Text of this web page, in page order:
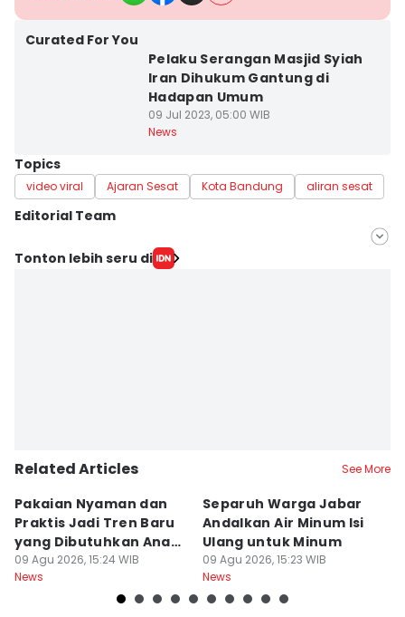
Curated For You
Pelaku Serangan Masjid Syiah
Iran Dihukum Gantung di
Hadapan Umum
09 Jul 2023, 05:00 WIB
News
Topics
video viral Ajaran Sesat Kota Bandung aliran sesat
Editorial Team
Editor
Tonton lebih seru di
Related Articles See More
Pakaian Nyaman dan
Praktis Jadi Tren Baru
yang Dibutuhkan Anak
Muda
09 Agu 2026, 15:24 WIB
News
Separuh Warga Jabar
Andalkan Air Minum Isi
Ulang untuk Minum
09 Agu 2026, 15:23 WIB
News